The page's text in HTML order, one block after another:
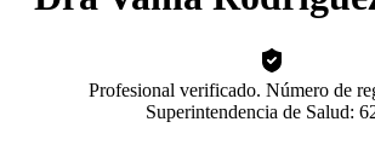
Profesional verificado. Número de
Superintendencia de Salud: